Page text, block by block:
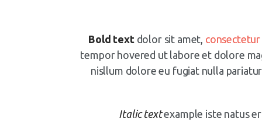
Bold textdolor sit amet, consectetur
tempor hovered ut labore et dolore
nisllum dolore eu fugiat nulla
Italic textexample iste natus